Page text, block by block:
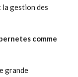
gestion des
comme
grande